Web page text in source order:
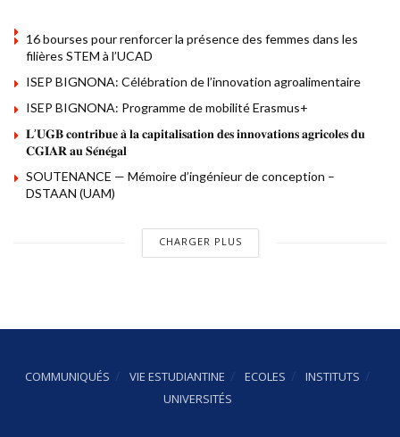
16 bourses pour renforcer la présence des femmes dans les
filières STEM à l’UCAD
ISEP BIGNONA: Célébration de l’innovation agroalimentaire
ISEP BIGNONA: Programme de mobilité Erasmus+
𝐋’𝐔𝐆𝐁 𝐜𝐨𝐧𝐭𝐫𝐢𝐛𝐮𝐞 𝐚̀ 𝐥𝐚 𝐜𝐚𝐩𝐢𝐭𝐚𝐥𝐢𝐬𝐚𝐭𝐢𝐨𝐧 𝐝𝐞𝐬 𝐢𝐧𝐧𝐨𝐯𝐚𝐭𝐢𝐨𝐧𝐬 𝐚𝐠𝐫𝐢𝐜𝐨𝐥𝐞𝐬 𝐝𝐮
𝐂𝐆𝐈𝐀𝐑 𝐚𝐮 𝐒𝐞́𝐧𝐞́𝐠𝐚𝐥
SOUTENANCE — Mémoire d’ingénieur de conception –
DSTAAN (UAM)
CHARGER PLUS
COMMUNIQUÉS VIE ESTUDIANTINE ECOLES
INSTITUTS
UNIVERSITÉS